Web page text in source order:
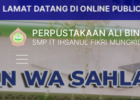
DATANG DI ONLINE PUBLIC
PERPUSTAKAAN ALI
SMP IT IHSANUL FIKRI